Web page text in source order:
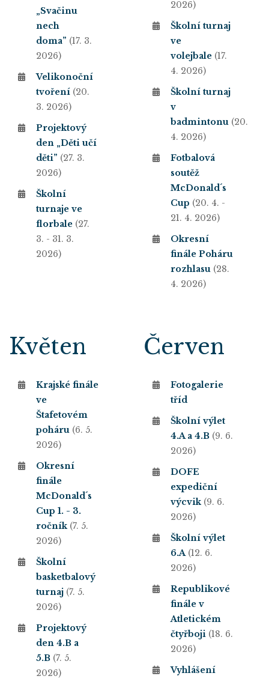
„Svačinu
nech
doma” (17. 3.
2026)
Velikonoční
tvoření (20.
3. 2026)
Projektový
den „Děti učí
děti” (27. 3.
2026)
Školní
turnaje ve
florbale (27.
3. - 31. 3.
2026)
2026)
Školní turnaj
ve
volejbale (17.
4. 2026)
Školní turnaj
v
badmintonu (20.
4. 2026)
Fotbalová
soutěž
McDonald´s
Cup (20. 4. -
21. 4. 2026)
Okresní
finále Poháru
rozhlasu (28.
4. 2026)
Květen
Krajské finále
ve
Štafetovém
poháru (6. 5.
2026)
Okresní
finále
McDonald´s
Cup 1. - 3.
ročník(7. 5.
2026)
Školní
basketbalový
turnaj (7. 5.
2026)
Projektový
den 4.B a
5.B (7. 5.
2026)
Červen
Fotogalerie
tříd
Školní výlet
4.A a 4.B (9. 6.
2026)
DOFE
expediční
výcvik(9. 6.
2026)
Školní výlet
6.A(12. 6.
2026)
Republikové
finále v
Atletickém
čtyřboji (18. 6.
2026)
Vyhlášení